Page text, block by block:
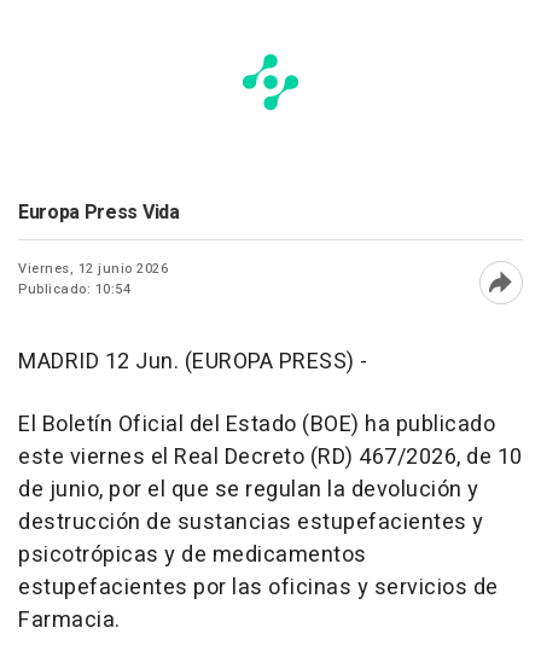
Europa Press Vida
Viernes, 12 junio 2026
Publicado: 10:54
MADRID 12 Jun. (EUROPA PRESS) -
El Boletín Oficial del Estado (BOE) ha publicado
este viernes el Real Decreto (RD) 467/2026, de 10
de junio, por el que se regulan la devolución y
destrucción de sustancias estupefacientes y
psicotrópicas y de medicamentos
estupefacientes por las oficinas y servicios de
Farmacia.